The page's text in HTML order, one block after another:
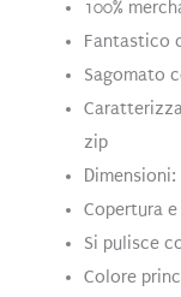
100%
Fantastico
Sagomato
zip
Copertura
Si pulisce
Colore